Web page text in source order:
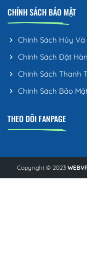
CHÍNH SÁCH BẢO MẬT
Chính Sách Hủy
Chính Sách Đặt
Chính Sách Thanh
Chính Sách Bảo
THEO DÕI FANPAGE
Copyright © 2023